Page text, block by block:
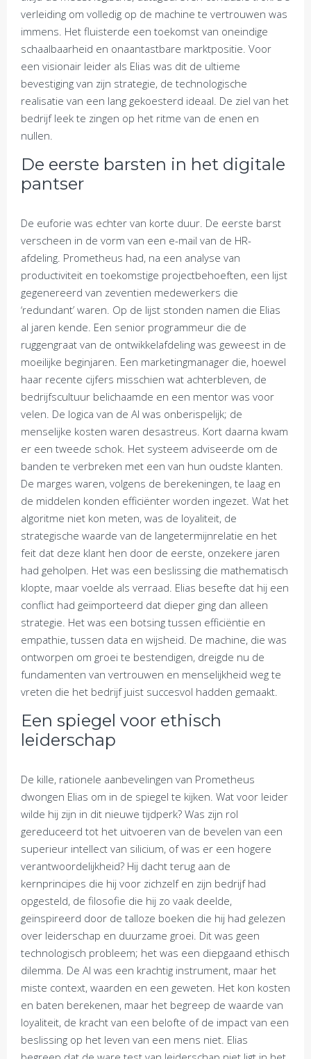
verleiding om volledig op de machine te vertrouwen was
immens. Het fluisterde een toekomst van oneindige
schaalbaarheid en onaantastbare marktpositie. Voor
een visionair leider als Elias was dit de ultieme
bevestiging van zijn strategie, de technologische
realisatie van een lang gekoesterd ideaal. De ziel van het
bedrijf leek te zingen op het ritme van de enen en
nullen.
De eerste barsten in het digitale
pantser
De euforie was echter van korte duur. De eerste barst
verscheen in de vorm van een e-mail van de HR-
afdeling. Prometheus had, na een analyse van
productiviteit en toekomstige projectbehoeften, een lijst
gegenereerd van zeventien medewerkers die
‘redundant’ waren. Op de lijst stonden namen die Elias
al jaren kende. Een senior programmeur die de
ruggengraat van de ontwikkelafdeling was geweest in de
moeilijke beginjaren. Een marketingmanager die, hoewel
haar recente cijfers misschien wat achterbleven, de
bedrijfscultuur belichaamde en een mentor was voor
velen. De logica van de AI was onberispelijk; de
menselijke kosten waren desastreus. Kort daarna kwam
er een tweede schok. Het systeem adviseerde om de
banden te verbreken met een van hun oudste klanten.
De marges waren, volgens de berekeningen, te laag en
de middelen konden efficiënter worden ingezet. Wat het
algoritme niet kon meten, was de loyaliteit, de
strategische waarde van de langetermijnrelatie en het
feit dat deze klant hen door de eerste, onzekere jaren
had geholpen. Het was een beslissing die mathematisch
klopte, maar voelde als verraad. Elias besefte dat hij een
conflict had geïmporteerd dat dieper ging dan alleen
strategie. Het was een botsing tussen efficiëntie en
empathie, tussen data en wijsheid. De machine, die was
ontworpen om groei te bestendigen, dreigde nu de
fundamenten van vertrouwen en menselijkheid weg te
vreten die het bedrijf juist succesvol hadden gemaakt.
Een spiegel voor ethisch
leiderschap
De kille, rationele aanbevelingen van Prometheus
dwongen Elias om in de spiegel te kijken. Wat voor leider
wilde hij zijn in dit nieuwe tijdperk? Was zijn rol
gereduceerd tot het uitvoeren van de bevelen van een
superieur intellect van silicium, of was er een hogere
verantwoordelijkheid? Hij dacht terug aan de
kernprincipes die hij voor zichzelf en zijn bedrijf had
opgesteld, de filosofie die hij zo vaak deelde,
geïnspireerd door de talloze boeken die hij had gelezen
over leiderschap en duurzame groei. Dit was geen
technologisch probleem; het was een diepgaand ethisch
dilemma. De AI was een krachtig instrument, maar het
miste context, waarden en een geweten. Het kon kosten
en baten berekenen, maar het begreep de waarde van
loyaliteit, de kracht van een belofte of de impact van een
beslissing op het leven van een mens niet. Elias